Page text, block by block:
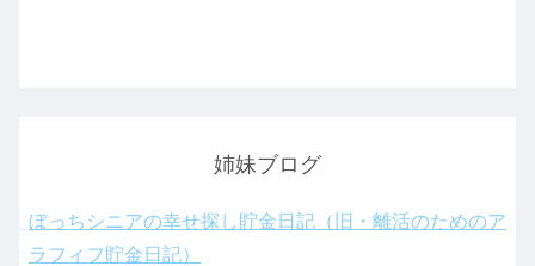
姉妹ブログ
ぼっちシニアの幸せ探し貯金日記（旧・離活のためのア
ラフィフ貯金日記）